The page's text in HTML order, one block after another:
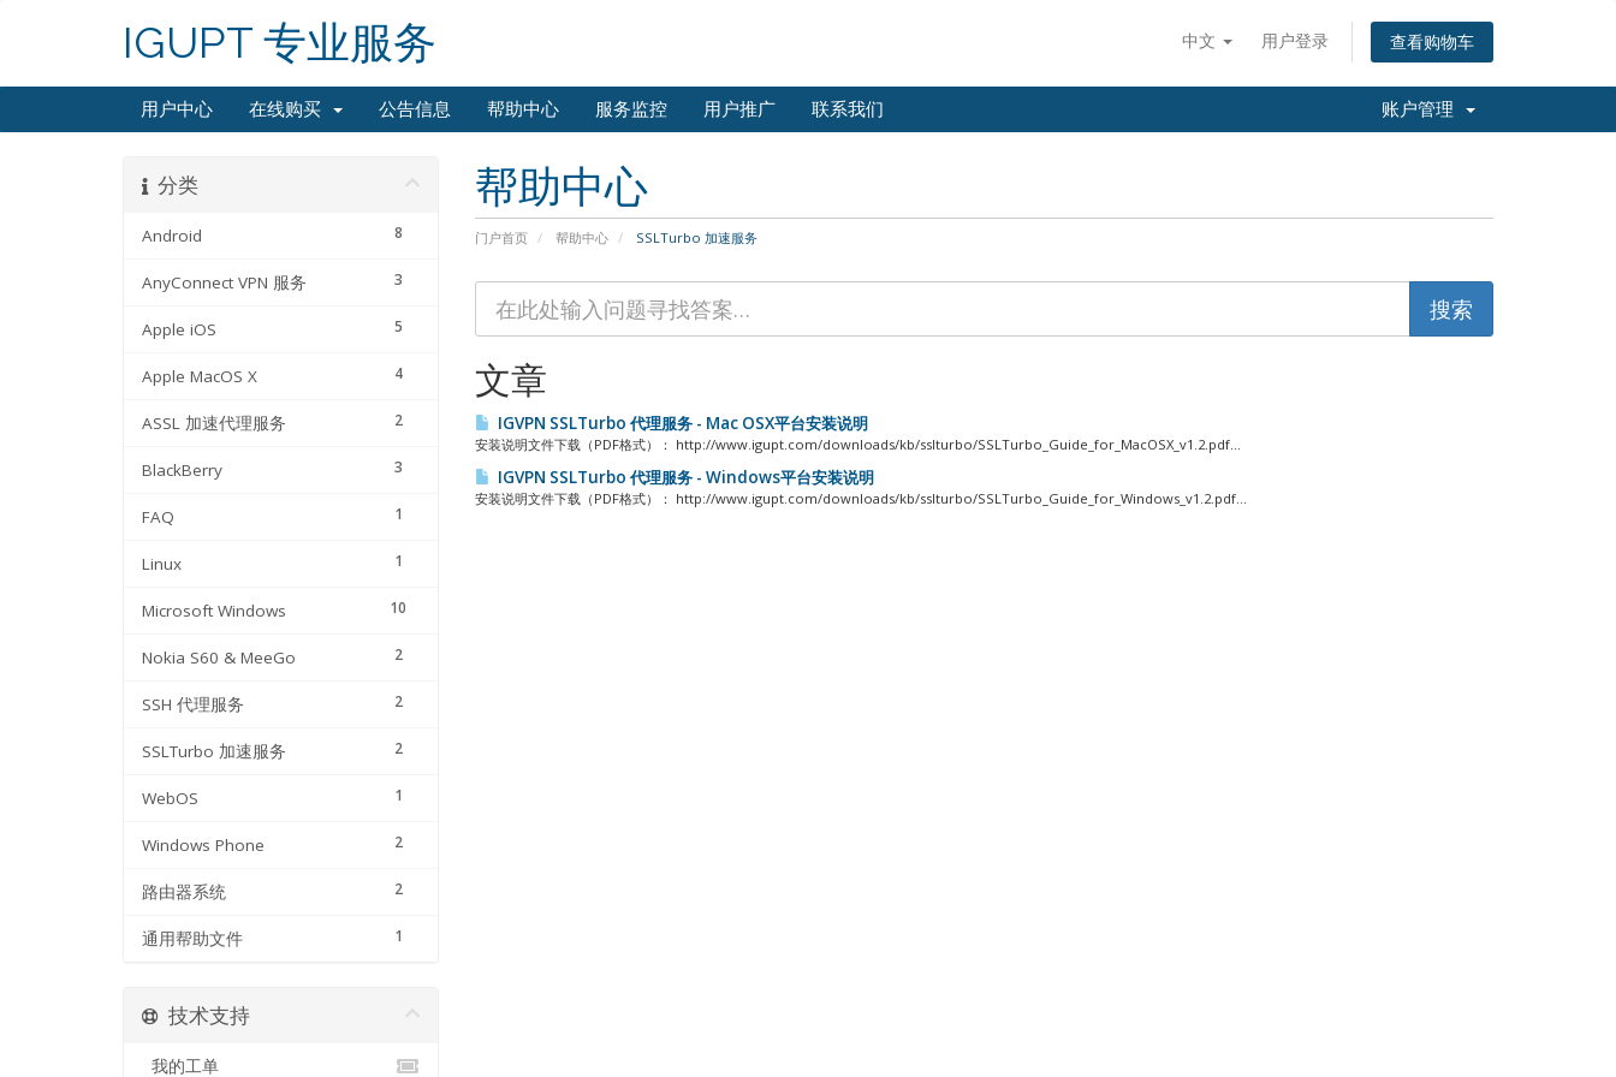
中文 用户登录 查看购物车
IGUPT 专业服务
用户中心 在线购买 公告信息 帮助中心 服务监控 用户推广 联系我们 账户管理
帮助中心
门户首页 帮助中心 SSLTurbo 加速服务
分类
8
Android
3
AnyConnect VPN 服务
5
Apple iOS
4
Apple MacOS X
2
ASSL 加速代理服务
3
BlackBerry
1
FAQ
1
Linux
10
Microsoft Windows
2
Nokia S60 & MeeGo
2
SSH 代理服务
2
SSLTurbo 加速服务
1
WebOS
2
Windows Phone
2
路由器系统
1
通用帮助文件
文章
IGVPN SSLTurbo 代理服务 - Mac OSX平台安装说明
安装说明文件下载（PDF格式）： http://www.igupt.com/downloads/kb/sslturbo/SSLTurbo_Guide_for_MacOSX_v1.2.pdf...
IGVPN SSLTurbo 代理服务 - Windows平台安装说明
安装说明文件下载（PDF格式）： http://www.igupt.com/downloads/kb/sslturbo/SSLTurbo_Guide_for_Windows_v1.2.pdf...
技术支持
我的工单